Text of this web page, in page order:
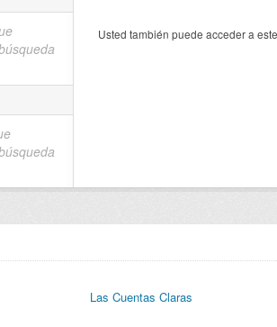
Usted también puede acceder a
Las Cuentas Claras